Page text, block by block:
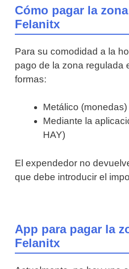
Cómo pagar la
Felanitx
Para su comodidad a la
pago de la zona regulada
formas:
Metálico (monedas)
Mediante la
HAY)
El expendedor no
que debe introducir el
App para pagar la
Felanitx